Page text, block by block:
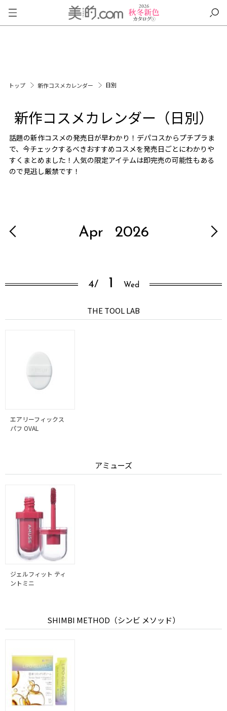
トップ 新作コスメカレンダー 日別
新作コスメカレンダー（日別）
話題の新作コスメの発売日が早わかり！デパコスからプチプラま
で、今チェックするべきおすすめコスメを発売日ごとにわかりや
すくまとめました！人気の限定アイテムは即完売の可能性もある
ので見逃し厳禁です！
Apr 2026
4/ 1 Wed
THE TOOL LAB
エアリーフィックス
パフ OVAL
アミューズ
ジェルフィット ティ
ントミニ
SHIMBI METHOD（シンビ メソッド）